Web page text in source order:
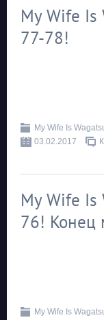
My Wife Is
77-78!
My Wife Is
03.02.2017
My Wife Is
76! Конец
My Wife Is